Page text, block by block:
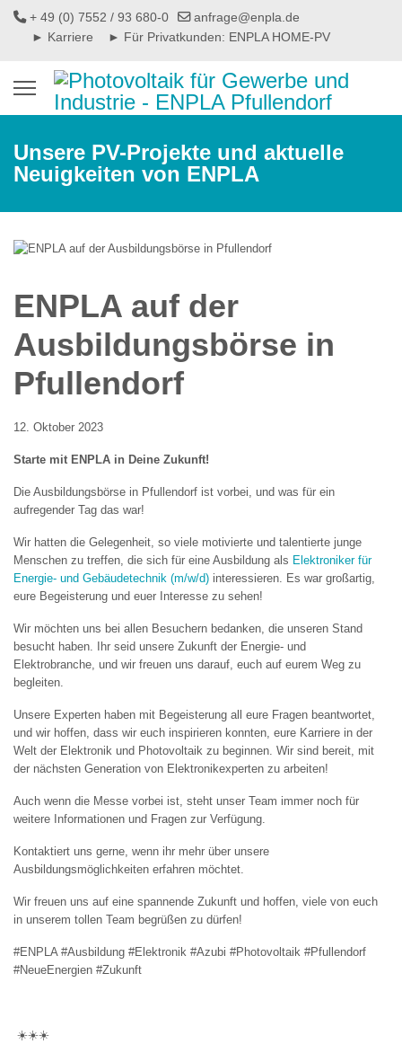
+ 49 (0) 7552 / 93 680-0
anfrage@enpla.de
► Karriere
► Für Privatkunden: ENPLA HOME-PV
Unsere PV-Projekte und aktuelle
Neuigkeiten von ENPLA
ENPLA auf der
Ausbildungsbörse in
Pfullendorf
12. Oktober 2023
Starte mit ENPLA in Deine Zukunft!
Die Ausbildungsbörse in Pfullendorf ist vorbei, und was für ein
aufregender Tag das war!
Wir hatten die Gelegenheit, so viele motivierte und talentierte junge
Menschen zu treffen, die sich für eine Ausbildung als Elektroniker für
Energie- und Gebäudetechnik (m/w/d) interessieren. Es war großartig,
eure Begeisterung und euer Interesse zu sehen!
Wir möchten uns bei allen Besuchern bedanken, die unseren Stand
besucht haben. Ihr seid unsere Zukunft der Energie- und
Elektrobranche, und wir freuen uns darauf, euch auf eurem Weg zu
begleiten.
Unsere Experten haben mit Begeisterung all eure Fragen beantwortet,
und wir hoffen, dass wir euch inspirieren konnten, eure Karriere in der
Welt der Elektronik und Photovoltaik zu beginnen. Wir sind bereit, mit
der nächsten Generation von Elektronikexperten zu arbeiten!
Auch wenn die Messe vorbei ist, steht unser Team immer noch für
weitere Informationen und Fragen zur Verfügung.
Kontaktiert uns gerne, wenn ihr mehr über unsere
Ausbildungsmöglichkeiten erfahren möchtet.
Wir freuen uns auf eine spannende Zukunft und hoffen, viele von euch
in unserem tollen Team begrüßen zu dürfen!
#ENPLA #Ausbildung #Elektronik #Azubi #Photovoltaik #Pfullendorf
#NeueEnergien #Zukunft
☀️☀️☀️